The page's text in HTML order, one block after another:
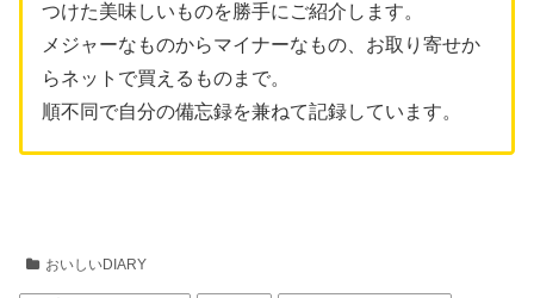
つけた美味しいものを勝手にご紹介します。
メジャーなものからマイナーなもの、お取り寄せか
らネットで買えるものまで。
順不同で自分の備忘録を兼ねて記録しています。
おいしいDIARY